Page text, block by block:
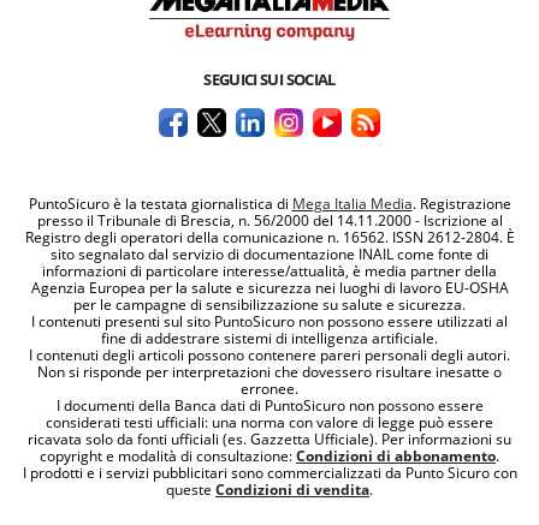
SEGUICI SUI SOCIAL
PuntoSicuro è la testata giornalistica di Mega Italia Media. Registrazione
presso il Tribunale di Brescia, n. 56/2000 del 14.11.2000 - Iscrizione al
Registro degli operatori della comunicazione n. 16562. ISSN 2612-2804. È
sito segnalato dal servizio di documentazione INAIL come fonte di
informazioni di particolare interesse/attualità, è media partner della
Agenzia Europea per la salute e sicurezza nei luoghi di lavoro EU-OSHA
per le campagne di sensibilizzazione su salute e sicurezza.
I contenuti presenti sul sito PuntoSicuro non possono essere utilizzati al
fine di addestrare sistemi di intelligenza artificiale.
I contenuti degli articoli possono contenere pareri personali degli autori.
Non si risponde per interpretazioni che dovessero risultare inesatte o
erronee.
I documenti della Banca dati di PuntoSicuro non possono essere
considerati testi ufficiali: una norma con valore di legge può essere
ricavata solo da fonti ufficiali (es. Gazzetta Ufficiale). Per informazioni su
copyright e modalità di consultazione:Condizioni di abbonamento.
I prodotti e i servizi pubblicitari sono commercializzati da Punto Sicuro con
queste Condizioni di vendita.